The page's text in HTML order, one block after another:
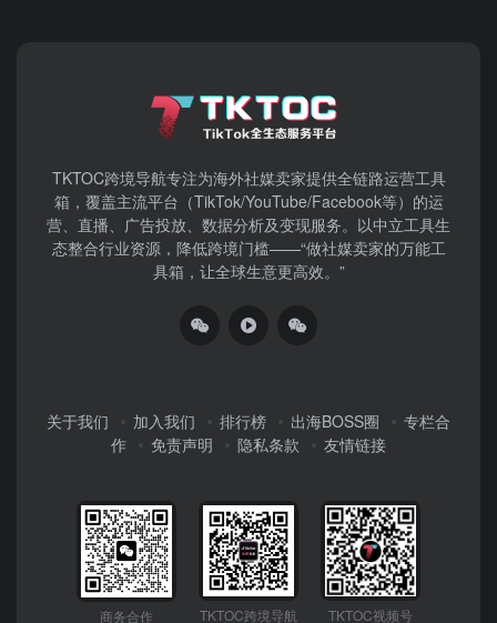
TKTOC跨境导航​专注为海外社媒卖家提供全链路运营工具
箱，覆盖主流平台（TikTok/YouTube/Facebook等）​的运
营、直播、广告投放、数据分析及变现服务。以中立工具生
态整合行业资源，降低跨境门槛——“做社媒卖家的万能工
具箱，让全球生意更高效。”
关于我们 加入我们 排行榜 出海BOSS圈
专栏合
作
免责声明 隐私条款 友情链接
商务合作 TKTOC跨境导航 TKTOC视频号